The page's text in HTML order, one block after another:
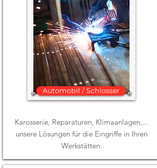
Automobil / Schlosser
Karosserie, Reparaturen, Klimaanlagen,...
unsere Lösungen für die Eingriffe in Ihren
Werkstätten.